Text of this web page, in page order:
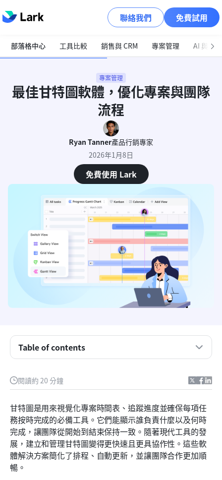
聯絡我們 免費試用
部落格中心 工具比較 銷售與 CRM 專案管理 AI 與自
專案管理
最佳甘特圖軟體，優化專案與團隊
流程
Ryan Tanner產品行銷專家
2026年1月8日
免費使用 Lark
閱讀約 20 分鐘
甘特圖是用來視覺化專案時間表、追蹤進度並確保每項任
務按時完成的必備工具。它們能顯示誰負責什麼以及何時
完成，讓團隊從開始到結束保持一致。隨著現代工具的發
展，建立和管理甘特圖變得更快速且更具協作性。這些軟
體解決方案簡化了排程、自動更新，並讓團隊合作更加順
暢。
Table of contents
線上甘特圖軟體比較表
甘特圖軟體的重要性
甘特圖軟體的主要功能
最值得你查看的甘特圖軟體
各行業的甘特圖工具使用案例
成功採用甘特圖軟體的秘訣